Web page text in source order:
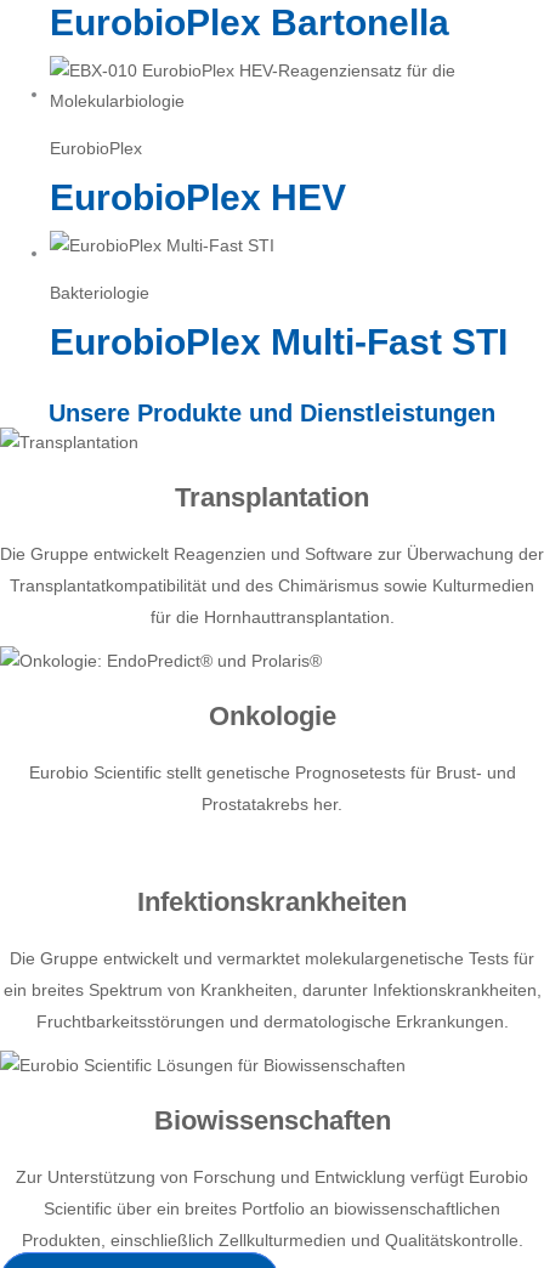
EurobioPlex Bartonella
EurobioPlex
EurobioPlex HEV
Bakteriologie
EurobioPlex Multi-Fast STI
Unsere Produkte und Dienstleistungen
Transplantation
Die Gruppe entwickelt Reagenzien und Software zur Überwachung der
Transplantatkompatibilität und des Chimärismus sowie Kulturmedien
für die Hornhauttransplantation.
Onkologie
Eurobio Scientific stellt genetische Prognosetests für Brust- und
Prostatakrebs her.
Infektionskrankheiten
Die Gruppe entwickelt und vermarktet molekulargenetische Tests für
ein breites Spektrum von Krankheiten, darunter Infektionskrankheiten,
Fruchtbarkeitsstörungen und dermatologische Erkrankungen.
Biowissenschaften
Zur Unterstützung von Forschung und Entwicklung verfügt Eurobio
Scientific über ein breites Portfolio an biowissenschaftlichen
Produkten, einschließlich Zellkulturmedien und Qualitätskontrolle.